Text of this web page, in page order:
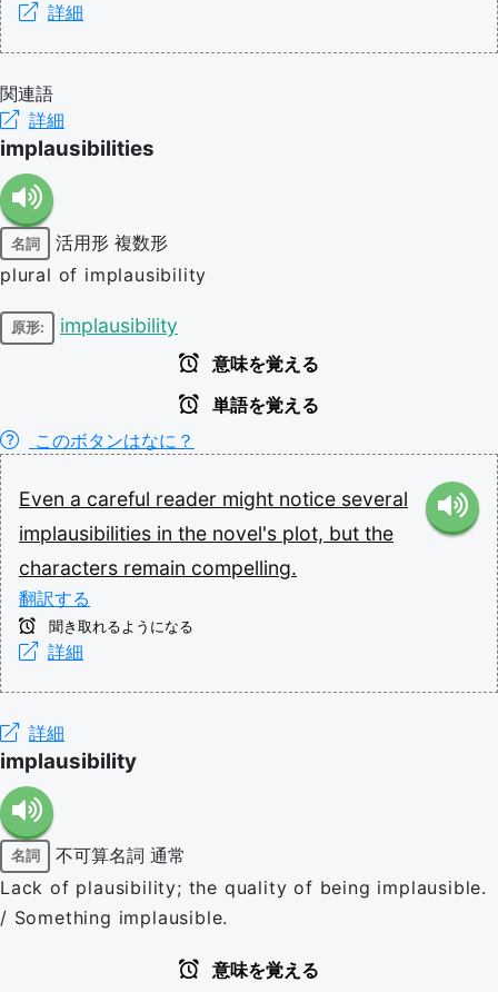
詳細
関連語
詳細
implausibilities
名詞 活用形 複数形
plural of implausibility
原形: implausibility
意味を覚える
単語を覚える
このボタンはなに？
Even a careful reader might notice several
implausibilities in the novel's plot, but the
characters remain compelling.
翻訳する
聞き取れるようになる
詳細
詳細
implausibility
名詞 不可算名詞 通常
Lack of plausibility; the quality of being implausible.
/ Something implausible.
意味を覚える